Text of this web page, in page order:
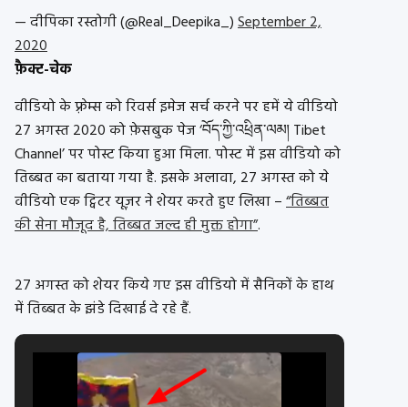
— दीपिका रस्तोगी (@Real_Deepika_)September 2,
2020
फ़ैक्ट-चेक
वीडियो के फ़्रेम्स को रिवर्स इमेज सर्च करने पर हमें ये वीडियो
27 अगस्त 2020 को फ़ेसबुक पेज ‘བོད་ཀྱི་འཕྲིན་ལམ། Tibet
Channel’ पर पोस्ट किया हुआ मिला. पोस्ट में इस वीडियो को
तिब्बत का बताया गया है. इसके अलावा, 27 अगस्त को ये
वीडियो एक ट्विटर यूज़र ने शेयर करते हुए लिखा –“तिब्बत
की सेना मौजूद है, तिब्बत जल्द ही मुक्त होगा”.
27 अगस्त को शेयर किये गए इस वीडियो में सैनिकों के हाथ
में तिब्बत के झंडे दिखाई दे रहे हैं.